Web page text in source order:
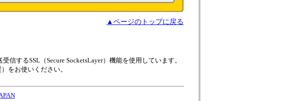
▲ページのトップに戻る
するSSL（Secure SocketsLayer）機能を使用しています。
をお使いください。